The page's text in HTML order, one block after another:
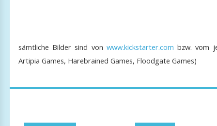
sämtliche Bilder sind von www.kickstarter.com bzw. vom
Artipia Games, Harebrained Games, Floodgate Games)